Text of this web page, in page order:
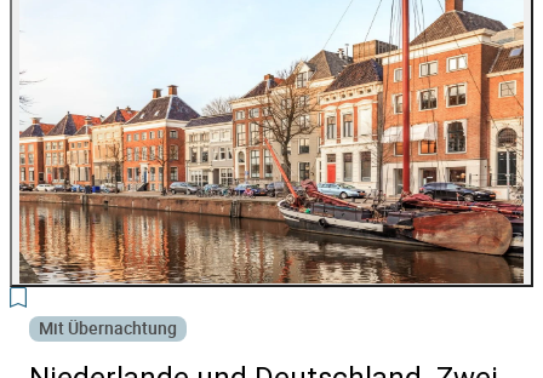
Mit Übernachtung